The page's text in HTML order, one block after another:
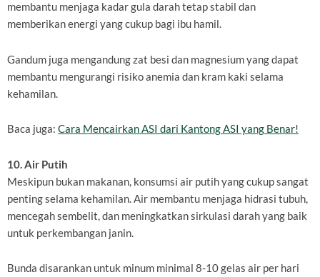
membantu menjaga kadar gula darah tetap stabil dan
memberikan energi yang cukup bagi ibu hamil.
Gandum juga mengandung zat besi dan magnesium yang dapat
membantu mengurangi risiko anemia dan kram kaki selama
kehamilan.
Baca juga: Cara Mencairkan ASI dari Kantong ASI yang Benar!
10. Air Putih
Meskipun bukan makanan, konsumsi air putih yang cukup sangat
penting selama kehamilan. Air membantu menjaga hidrasi tubuh,
mencegah sembelit, dan meningkatkan sirkulasi darah yang baik
untuk perkembangan janin.
Bunda disarankan untuk minum minimal 8-10 gelas air per hari